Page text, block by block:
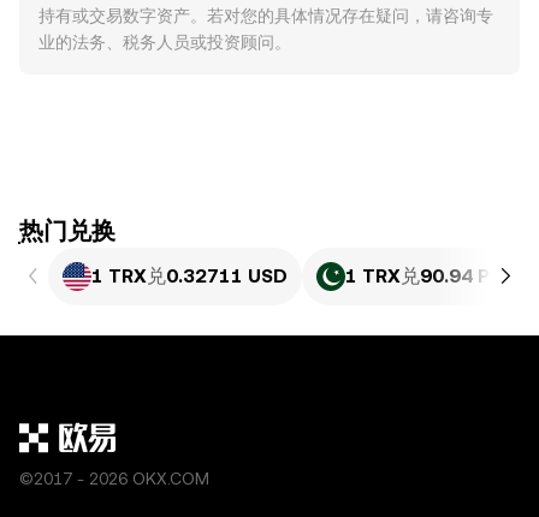
持有或交易数字资产。若对您的具体情况存在疑问，请咨询专
业的法务、税务人员或投资顾问。
ִִִִִִִִִִִִִִִִִִִִִִִִִִִִִִִִִִִִִִִִִִִִִִִִ热门兑换
1 TRX兑0.32711 USD 1 TRX兑90.94 PKR
©2017 - 2026 OKX.COM